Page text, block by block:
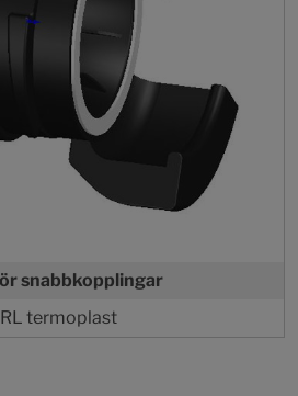
snabbkopplingar
termoplast